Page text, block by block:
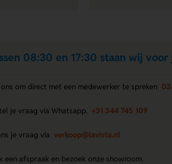
08:30 en 17:30 staan wij voor
ons om direct met een medewerker te spreken
je vraag via Whatsapp. +31 344 745 109
je vraag via verkoop@lavista.nl
een afspraak en bezoek onze showroom.